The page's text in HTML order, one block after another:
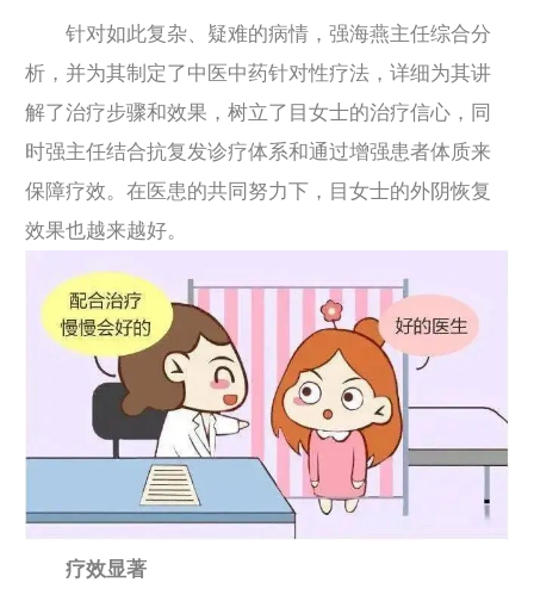
针对如此复杂、疑难的病情，强海燕主任综合分
析，并为其制定了中医中药针对性疗法，详细为其讲
解了治疗步骤和效果，树立了目女士的治疗信心，同
时强主任结合抗复发诊疗体系和通过增强患者体质来
保障疗效。在医患的共同努力下，目女士的外阴恢复
效果也越来越好。
疗效显著